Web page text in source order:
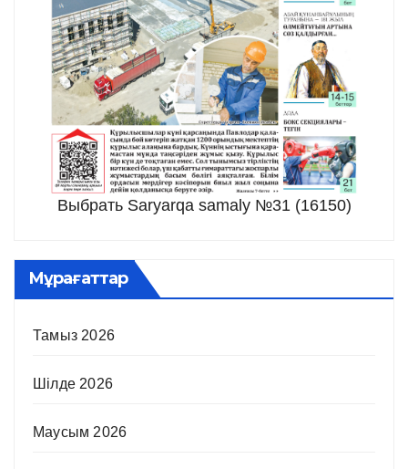
Выбрать Saryarqa samaly №31 (16150)
Мұрағаттар
Тамыз 2026
Шілде 2026
Маусым 2026